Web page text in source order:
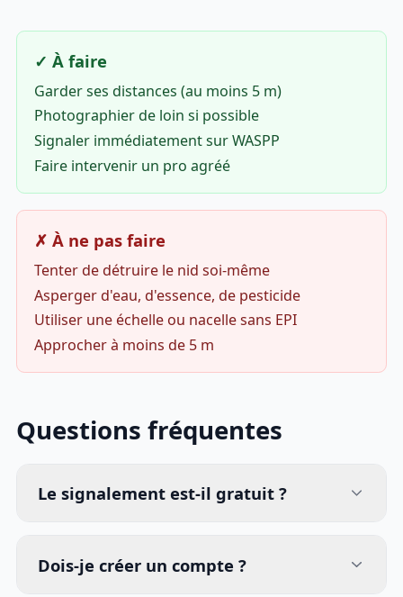
✓ À faire
Garder ses distances (au moins 5 m)
Photographier de loin si possible
Signaler immédiatement sur WASPP
Faire intervenir un pro agréé
✗ À ne pas faire
Tenter de détruire le nid soi-même
Asperger d'eau, d'essence, de pesticide
Utiliser une échelle ou nacelle sans EPI
Approcher à moins de 5 m
Questions fréquentes
Le signalement est-il gratuit ?
Dois-je créer un compte ?